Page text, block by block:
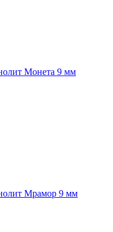
Монета 9 мм
Мрамор 9 мм